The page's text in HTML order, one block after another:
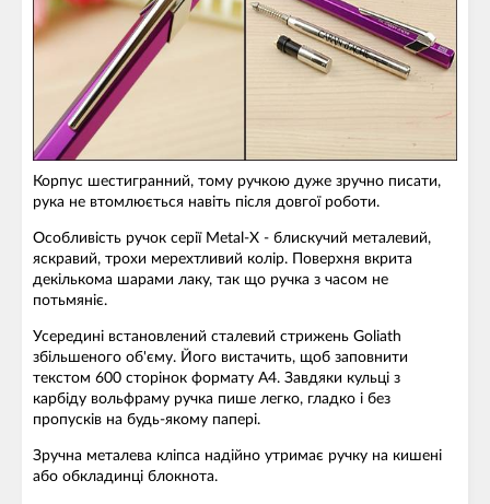
Корпус шестигранний, тому ручкою дуже зручно писати,
рука не втомлюється навіть після довгої роботи.
Особливість ручок серії Metal-X - блискучий металевий,
яскравий, трохи мерехтливий колір. Поверхня вкрита
декількома шарами лаку, так що ручка з часом не
потьмяніє.
Усередині встановлений сталевий стрижень Goliath
збільшеного об'єму. Його вистачить, щоб заповнити
текстом 600 сторінок формату А4. Завдяки кульці з
карбіду вольфраму ручка пише легко, гладко і без
пропусків на будь-якому папері.
Зручна металева кліпса надійно утримає ручку на кишені
або обкладинці блокнота.